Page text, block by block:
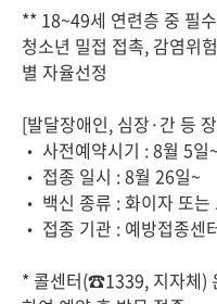
** 18~49세 연련층 중 필
청소년 밀접 접촉, 감염위
별 자율선정
[발달장애인, 심장·간 등
• 사전예약시기 : 8월 5일
• 접종 일시 : 8월 26일~
• 백신 종류 : 화이자 또는
• 접종 기관 : 예방접종센
* 콜센터(☎1339, 지자체)